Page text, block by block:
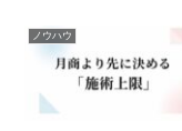
ノウハウ